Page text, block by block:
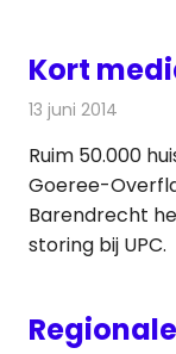
Kort
13 juni 2014
Ruim 50.000
Goeree-
Barendrecht
storing bij UPC.